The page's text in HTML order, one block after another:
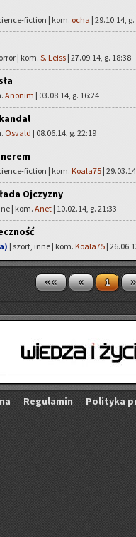
fiction | kom. ocha | 29.10.14,
| kom. S. Leiss | 27.09.14, g. 18:38
Anonim | 03.08.14, g. 16:24
Osvald | 08.06.14, g. 22:19
fiction | kom. Koala75 |
Ojczyzny
| kom.Anet | 10.02.14, g. 21:33
| szort, inne | kom. Koala75 |
«« « 1 »
Re­gu­la­min Po­li­ty­ka